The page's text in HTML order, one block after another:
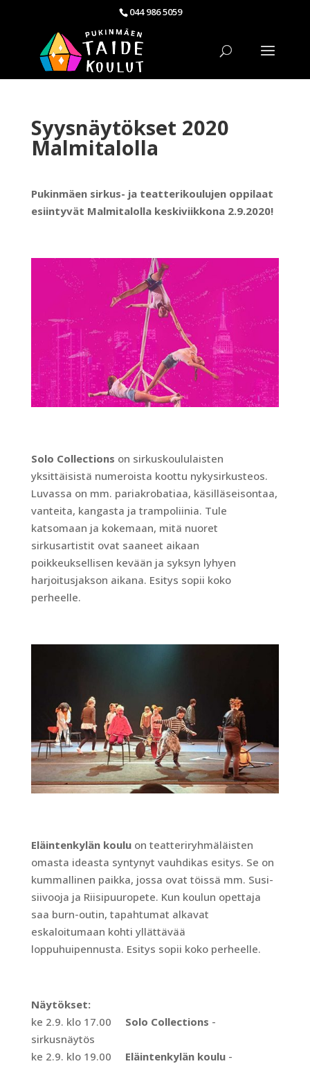
044 986 5059
Syysnäytökset 2020
Malmitalolla
Pukinmäen sirkus- ja teatterikoulujen oppilaat
esiintyvät Malmitalolla keskiviikkona 2.9.2020!
Solo Collections on sirkuskoululaisten
yksittäisistä numeroista koottu nykysirkusteos.
Luvassa on mm. pariakrobatiaa, käsilläseisontaa,
vanteita, kangasta ja trampoliinia. Tule
katsomaan ja kokemaan, mitä nuoret
sirkusartistit ovat saaneet aikaan
poikkeuksellisen kevään ja syksyn lyhyen
harjoitusjakson aikana. Esitys sopii koko
perheelle.
Eläintenkylän kouluon teatteriryhmäläisten
omasta ideasta syntynyt vauhdikas esitys. Se on
kummallinen paikka, jossa ovat töissä mm. Susi-
siivooja ja Riisipuuropete. Kun koulun opettaja
saa burn-outin, tapahtumat alkavat
eskaloitumaan kohti yllättävää
loppuhuipennusta. Esitys sopii koko perheelle.
Näytökset:
ke 2.9. klo 17.00 Solo Collections -
sirkusnäytös
ke 2.9. klo 19.00 Eläintenkylän koulu-